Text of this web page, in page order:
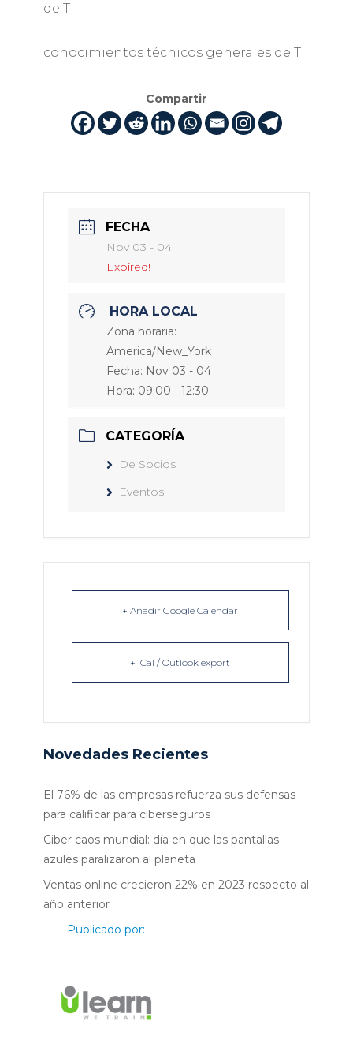
de TI
conocimientos técnicos generales de TI
Compartir
FECHA
Nov 03 - 04
Expired!
HORA LOCAL
Zona horaria:
America/New_York
Fecha: Nov 03 - 04
Hora: 09:00 - 12:30
CATEGORÍA
De Socios
Eventos
+ Añadir Google Calendar
+ iCal / Outlook export
Novedades Recientes
El 76% de las empresas refuerza sus defensas
para calificar para ciberseguros
Ciber caos mundial: día en que las pantallas
azules paralizaron al planeta
Ventas online crecieron 22% en 2023 respecto al
año anterior
Publicado por: